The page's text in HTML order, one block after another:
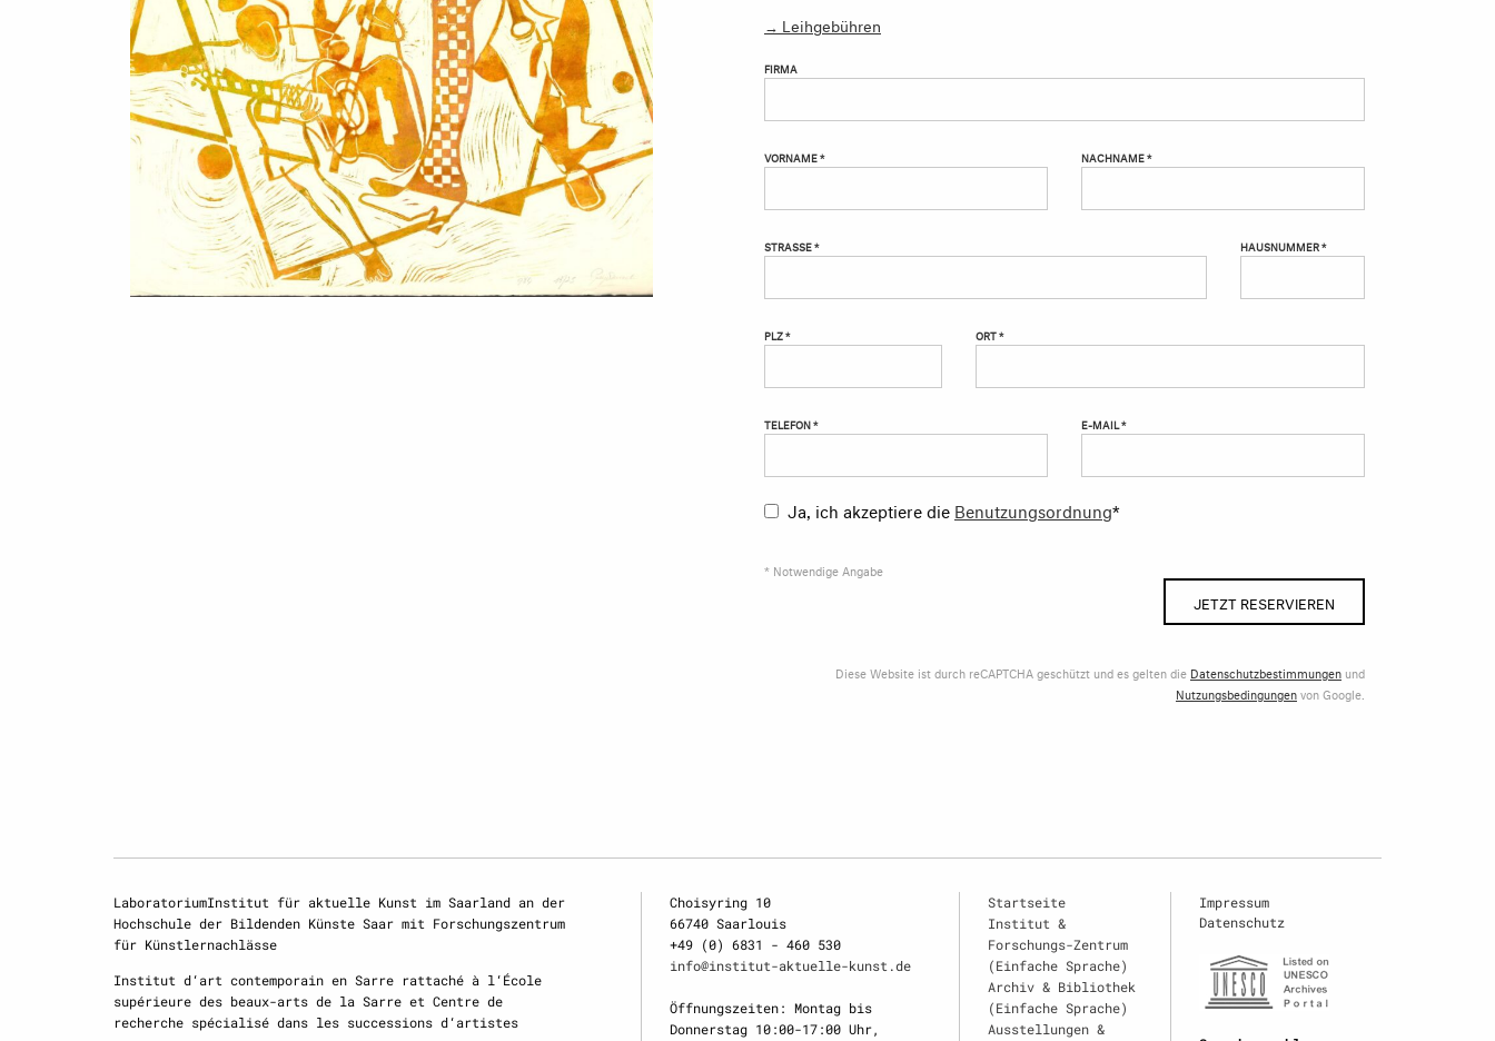
→ Leihgebühren
FIRMA
VORNAME * NACHNAME *
STRASSE * HAUSNUMMER *
PLZ * ORT *
TELEFON * E-MAIL *
Ja, ich akzeptiere die Benutzungsordnung*
* Notwendige Angabe
JETZT RESERVIEREN
Diese Website ist durch reCAPTCHA geschützt und es gelten die Datenschutzbestimmungen und
Nutzungsbedingungenvon Google.
LaboratoriumInstitut für aktuelle Kunst im Saarland an der
Hochschule der Bildenden Künste Saar mit Forschungszentrum
für Künstlernachlässe
Institut d‘art contemporain en Sarre rattaché à l‘École
supérieure des beaux-arts de la Sarre et Centre de
recherche spécialisé dans les successions d‘artistes
Choisyring 10
66740 Saarlouis
+49 (0) 6831 - 460 530
info@institut-aktuelle-kunst.de
Öffnungszeiten: Montag bis
Donnerstag 10:00-17:00 Uhr,
Startseite
Institut &
Forschungs-Zentrum
(Einfache Sprache)
Archiv & Bibliothek
(Einfache Sprache)
Ausstellungen &
Impressum
Datenschutz